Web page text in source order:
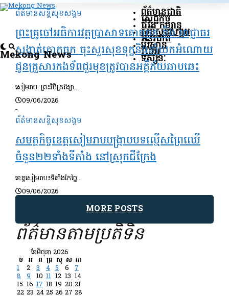
Mekong News
ព័ត៌មានជាតិ
សេដ្ឋកិច្ច
ជីវិត កម្សាន្ត
សន្តិសុខ​សង្គម
អន្តរជាតិ
បរិស្ថាន
វីដេអូ
ទស្សនៈ
ព័ត៌មានសន្តិសុខ​សង្គម
ព្រះគ្រូចៅអធិការវត្តប្រាសាទគោកចក និង អាជ្ញាធរ
សង្កាត់គោកចក ចុះសួរសុខទុក្ខនិងនាំយកអំណោយ
ជូនគ្រួសារកងទ័ពជួរមុខត្រូវបានអគ្គីភ័យឆាបឆេះ
សៀមរាប: ព្រះវិចិត្រវង្សា...
09/06/2026
ព័ត៌មានសន្តិសុខ​សង្គម
សមត្ថកិច្ចខេត្តសៀមរាបបង្ក្រាបបទល្មើសព្រៃឈើ
ចំនួន២២ទាំងទីតាំង នៅស្រុកជីក្រែង
ខេត្តសៀមរាប៖ទីតាំងកែច្នៃ...
09/06/2026
MORE POSTS
ព័ត៌មានតាមប្រតិទិន
ខែ​មិថុនា 2026
ច អ ព ព្រ សុ ស អា
1
2 3 4 5 6
7
8
9 10 11 12 13 14
15 16 17 18 19 20 21
22 23 24 25 26 27 28